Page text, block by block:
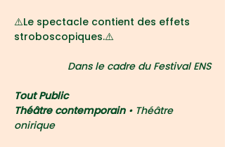
⚠️Le spectacle contient des effets
stroboscopiques.⚠️
Dans le cadre du Festival ENS
Tout Public
Théâtre contemporain • Théâtre
onirique